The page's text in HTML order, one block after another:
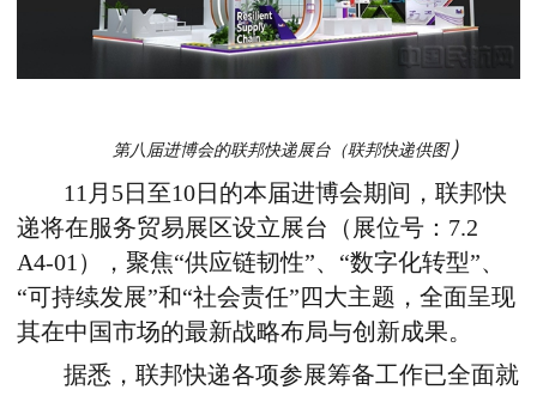
第八届进博会的联邦快递展台（联邦快递供图）
11月5日至10日的本届进博会期间，联邦快
递将在服务贸易展区设立展台（展位号：7.2
A4-01），聚焦“供应链韧性”、“数字化转型”、
“可持续发展”和“社会责任”四大主题，全面呈现
其在中国市场的最新战略布局与创新成果。
据悉，联邦快递各项参展筹备工作已全面就